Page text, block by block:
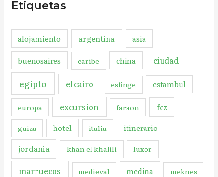
Etiquetas
alojamiento argentina asia
buenosaires caribe china ciudad
egipto el cairo esfinge estambul
europa excursion faraon fez
guiza hotel italia itinerario
jordania khan el khalili luxor
marruecos medieval medina meknes